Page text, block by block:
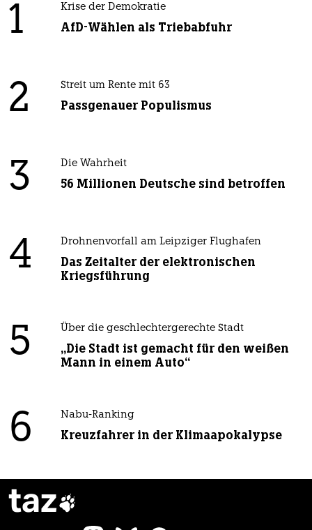
1 Krise der Demokratie
AfD-Wählen als Triebabfuhr
2 Streit um Rente mit 63
Passgenauer Populismus
3 Die Wahrheit
56 Millionen Deutsche sind betroffen
4 Drohnenvorfall am Leipziger Flughafen
Das Zeitalter der elektronischen
Kriegsführung
5 Über die geschlechtergerechte Stadt
„Die Stadt ist gemacht für den weißen
Mann in einem Auto“
6 Nabu-Ranking
Kreuzfahrer in der Klimaapokalypse
taz